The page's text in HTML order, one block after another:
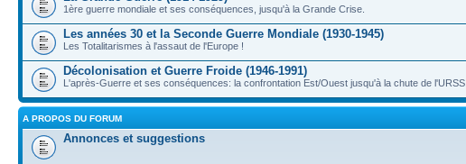
1ère guerre mondiale et ses conséquences, jusqu'à la Grande Crise.
Les années 30 et la Seconde Guerre Mondiale (1930-1945)
Les Totalitarismes à l'assaut de l'Europe !
Décolonisation et Guerre Froide (1946-1991)
L'après-Guerre et ses conséquences: la confrontation Est/Ouest jusqu'à la chute de l'URSS.
A PROPOS DU FORUM
Annonces et suggestions